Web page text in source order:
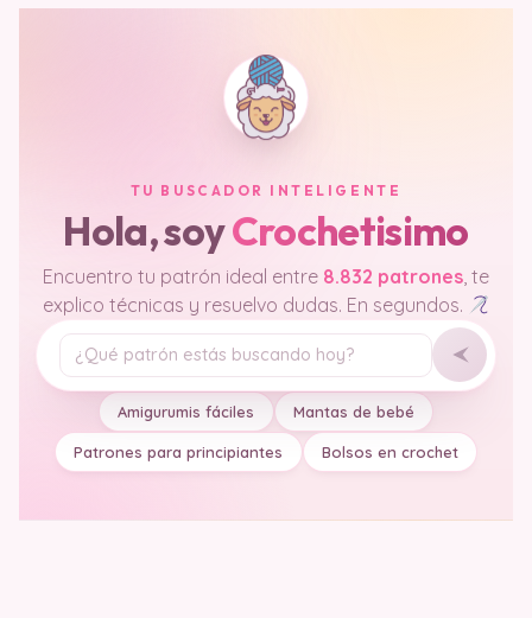
TU BUSCADOR INTELIGENTE
Hola, soyCrochetisimo
Encuentro tu patrón ideal entre 8.832 patrones, te
explico técnicas y resuelvo dudas. En segundos.
Tu pregunta
Amigurumis fáciles Mantas de bebé
Patrones para principiantes Bolsos en crochet